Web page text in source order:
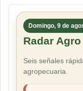
Domingo, 9 de
Radar
Seis señales
agropecuaria.